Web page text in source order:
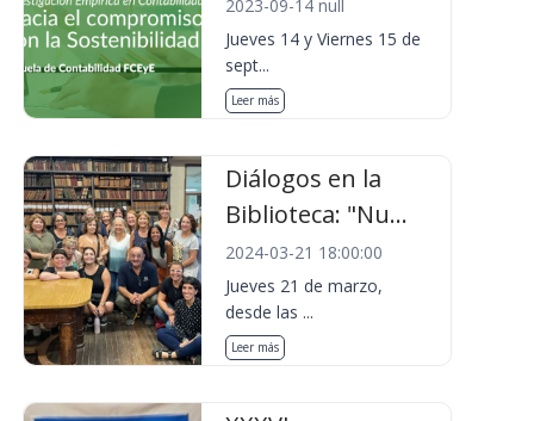
2023-09-14 null
Jueves 14 y Viernes 15 de
sept...
Leer más
Diálogos en la
Biblioteca: "Nu...
2024-03-21 18:00:00
Jueves 21 de marzo,
desde las ...
Leer más